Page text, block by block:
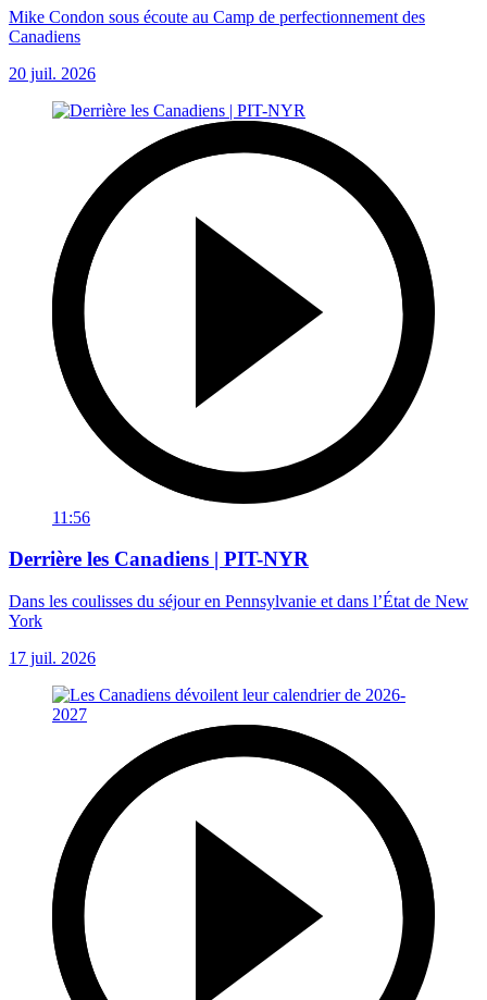
Mike Condon sous écoute au Camp de perfectionnement des
Canadiens
20 juil. 2026
11:56
Derrière les Canadiens | PIT-NYR
Dans les coulisses du séjour en Pennsylvanie et dans l’État de New
York
17 juil. 2026